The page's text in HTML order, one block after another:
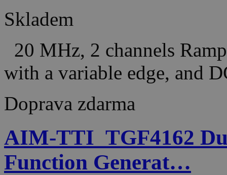
Skladem
20 MHz, 2 channels
with a variable edge, and
Doprava zdarma
AIM-TTI_TGF4162
Function Generat…